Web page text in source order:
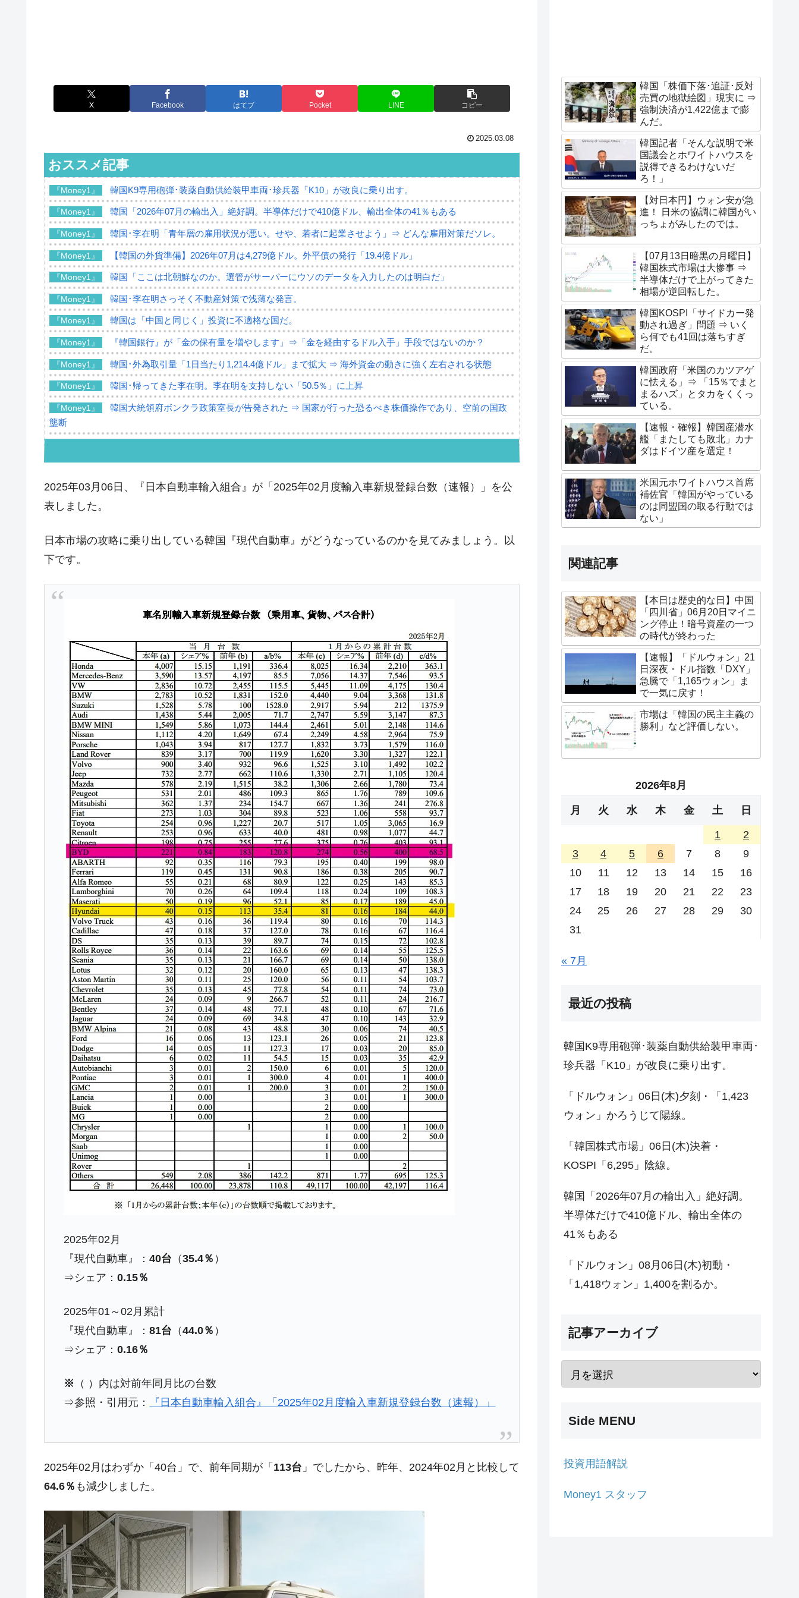
X Facebook はてブ Pocket LINE コピー
2025.03.08
おススメ記事
『Money1』 韓国K9専用砲弾･装薬自動供給装甲車両･珍兵器「K10」が改良に乗り出す。
『Money1』 韓国「2026年07月の輸出入」絶好調。半導体だけで410億ドル、輸出全体の41％もある
『Money1』 韓国･李在明「青年層の雇用状況が悪い。せや、若者に起業させよう」⇒ どんな雇用対策だソレ。
『Money1』 【韓国の外貨準備】2026年07月は4,279億ドル。外平債の発行「19.4億ドル」
『Money1』 韓国「ここは北朝鮮なのか。選管がサーバーにウソのデータを入力したのは明白だ」
『Money1』 韓国･李在明さっそく不動産対策で浅薄な発言。
『Money1』 韓国は「中国と同じく」投資に不適格な国だ。
『Money1』 『韓国銀行』が「金の保有量を増やします」⇒「金を経由するドル入手」手段ではないのか？
『Money1』 韓国･外為取引量「1日当たり1,214.4億ドル」まで拡大 ⇒ 海外資金の動きに強く左右される状態
『Money1』 韓国･帰ってきた李在明。李在明を支持しない「50.5％」に上昇
『Money1』
韓国大統領府ボンクラ政策室長が告発された ⇒ 国家が行った恐るべき株価操作であり、空前の国政
壟断
中国だけが鉄鋼輸出を異常増加させる ⇒ 中国の過剰生産が世界を蝕む。
『Money1』 韓国製造業「半導体絶好調」のウラで他業種は全般的「不調」⇒ PSIが示す現況は決して良くない。
『Money1』
『Money1』
『Money1』
在韓米国大使スティールが着韓！⇒ さっそく空港に詰めかけ「出て行け！」「極右勢力」のプラカー
ドを掲げる「在韓反米勢力」
『Money1』 韓国政府「2035年までに18.4GW規模のAIデータセンター整備」⇒ だから無理だってば。
『Money1』 JPモルガン「韓国レバレッジETFの清算はほぼ終わった」
『Money1』 韓国『国民年金公団』株価暴落で200兆蒸発。
『Money1』 韓国政府「ニセＫ-ブランドを通報しようキャンペーン」⇒ あの名物教授も登場！
『Money1』 韓国「橋が落ちました」⇒ 耐久性「なさすぎ」では。
『Money1』 韓国鉄鋼最大手『POSCO』ズブズブ沈む。営業利益80.2％も減少
『Money1』
米国下院「韓国の公務員個人をターゲットにぶん殴る法案」提出！⇒ クーパン問題は合衆国企業に対
する差別。許してはおかぬ
『Money1』 韓国ボンクラ政策室長･金容範、株価暴落に他人事のような発言。
『Money1』 韓国半導体『SKハイニックス』2026年2Qの業績「史上最高益」当期純利益は前年同期比13.4倍に。
『Money1』 韓国･加徳島新国際空港「またも暗礁」の危機 ⇒ 10.7兆では損が出るからできない。
『Money1』
【速報】韓国株式市場の暴落・本日07月29日(水)もサイドカー・サーキットブレイカーの二段コンボ
発動！
『Money1』 IT産業は人を雇用する効果は低い。全産業の半分未満しか雇用を生まない
『Money1』 韓国「株式市場が賭博場のように変質したのは政界の責任だ」
『Money1』 韓国「2026年1Q 資金循環統計」面白い結果に。
『Money1』 韓国化学企業最大手『ロッテケミカル』純借入金が約8兆。信用格付け「ネガティブ」にダウン
『Money1』 韓国株式市場･暗黒の火曜日。サーキットブレイカーも発動！ 半導体2銘柄の暴落
Fact1 日本の誇る海洋資源調査船『白嶺』は先進技術の塊！
Fact1 夏の甲子園、優勝校を最も多く輩出している都道府県とは？
Fact1 今話題の「楽天ライオンズ」とは？
Fact1 奇跡の毛色「白毛馬」とは？
Fact1 全て勝つといくら？ 競馬GI競走で勝利騎手がもらえる賞金とは？
Fact1 平成仮面ライダーの意外すぎるモチーフとは？
Fact1 発表から2日で大崩壊、鳴かず飛ばずに終わりそうなスーパーリーグとは？
日本人マスターズ挑戦の歴史。松山以前に最高位だった選手とは？
Fact1 セレクトセールの高額取引馬が稼いだ金額とは？
2025年03月06日、『日本自動車輸入組合』が「2025年02月度輸入車新規登録台数（速報）」を公
表しました。
日本市場の攻略に乗り出している韓国『現代自動車』がどうなっているのかを見てみましょう。以
下です。
2025年02月
『現代自動車』：40台 （35.4％ ）
⇒シェア：0.15％
2025年01～02月累計
『現代自動車』：81台 （44.0％ ）
⇒シェア：0.16％
※ （ ）内は対前年同月比の台数
⇒参照・引用元：
『日本自動車輸入組合』「2025年02月度輸入車新規登録台数（速報）」
2025年02月はわずか「40台」で、前年同期が「 113台 」でしたから、昨年、2024年02月と比較して
64.6％ も減少しました。
韓国「株価下落･追証･反対
売買の地獄絵図」現実に ⇒
強制決済が1,422億まで膨
んだ。
韓国記者「そんな説明で米
国議会とホワイトハウスを
説得できるわけないだ
ろ！」
【対日本円】ウォン安が急
進！ 日米の協調に韓国がい
っちょがみしたのでは。
【07月13日暗黒の月曜日】
韓国株式市場は大惨事 ⇒
半導体だけで上がってきた
相場が逆回転した。
韓国KOSPI「サイドカー発
動され過ぎ」問題 ⇒ いく
ら何でも41回は落ちすぎ
だ。
韓国政府「米国のカツアゲ
に怯える」⇒ 「15％でまと
まるハズ」とタカをくくっ
ている。
【速報・確報】韓国産潜水
艦「またしても敗北」カナ
ダはドイツ産を選定！
米国元ホワイトハウス首席
補佐官「韓国がやっている
のは同盟国の取る行動では
ない」
関連記事
【本日は歴史的な日】中国
「四川省」06月20日マイニ
ング停止！暗号資産の一つ
の時代が終わった
【速報】「ドルウォン」21
日深夜・ドル指数「DXY」
急騰で「1,165ウォン」ま
で一気に戻す！
市場は「韓国の民主主義の
勝利」など評価しない。
2026年8月
月 火 水 木 金 土 日
1
2
3
4 5 6 7 8
9
10
11 12 13 14 15
16
17
18 19 20 21 22
23
24
25 26 27 28 29
30
31
« 7月
最近の投稿
韓国K9専用砲弾･装薬自動供給装甲車両･
珍兵器「K10」が改良に乗り出す。
「ドルウォン」06日(木)夕刻・「1,423
ウォン」かろうじて陽線。
「韓国株式市場」06日(木)決着・
KOSPI「6,295」陰線。
韓国「2026年07月の輸出入」絶好調。
半導体だけで410億ドル、輸出全体の
41％もある
「ドルウォン」08月06日(木)初動・
「1,418ウォン」1,400を割るか。
記事アーカイブ
Side MENU
投資用語解説
Money1 スタッフ